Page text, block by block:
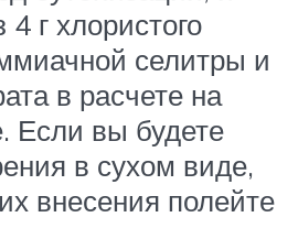
4 г хлористого
селитры и
в расчете на
Если вы будете
в сухом виде,
внесения полейте